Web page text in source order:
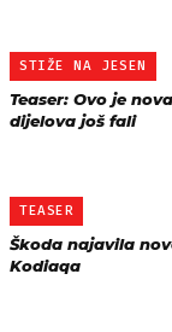
STIŽE NA JESEN
Teaser: Ovo je
dijelova još fali
TEASER
Škoda najavila
Kodiaqa